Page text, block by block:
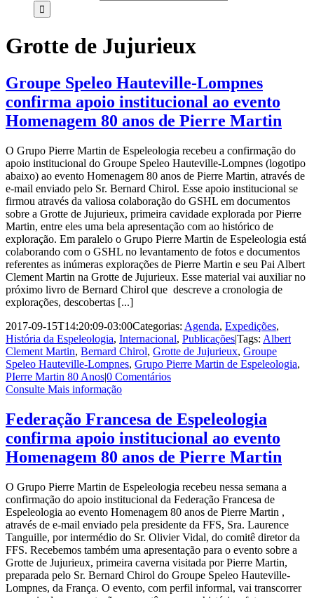
Grotte de Jujurieux
Groupe Speleo Hauteville-Lompnes
confirma apoio institucional ao evento
Homenagem 80 anos de Pierre Martin
O Grupo Pierre Martin de Espeleologia recebeu a confirmação do
apoio institucional do Groupe Speleo Hauteville-Lompnes (logotipo
abaixo) ao evento Homenagem 80 anos de Pierre Martin, através de
e-mail enviado pelo Sr. Bernard Chirol. Esse apoio institucional se
firmou através da valiosa colaboração do GSHL em documentos
sobre a Grotte de Jujurieux, primeira cavidade explorada por Pierre
Martin, entre eles uma bela apresentação com ao histórico de
exploração. Em paralelo o Grupo Pierre Martin de Espeleologia está
colaborando com o GSHL no levantamento de fotos e documentos
referentes as inúmeras explorações de Pierre Martin e seu Pai Albert
Clement Martin na Grotte de Jujurieux. Esse material vai auxiliar no
próximo livro de Bernard Chirol que descreve a cronologia de
explorações, descobertas [...]
2017-09-15T14:20:09-03:00Categorias: Agenda, Expedições,
História da Espeleologia, Internacional, Publicações|Tags: Albert
Clement Martin, Bernard Chirol, Grotte de Jujurieux, Groupe
Speleo Hauteville-Lompnes, Grupo Pierre Martin de Espeleologia,
PIerre Martin 80 Anos|0 Comentários
Consulte Mais informação
Federação Francesa de Espeleologia
confirma apoio institucional ao evento
Homenagem 80 anos de Pierre Martin
O Grupo Pierre Martin de Espeleologia recebeu nessa semana a
confirmação do apoio institucional da Federação Francesa de
Espeleologia ao evento Homenagem 80 anos de Pierre Martin ,
através de e-mail enviado pela presidente da FFS, Sra. Laurence
Tanguille, por intermédio do Sr. Olivier Vidal, do comitê diretor da
FFS. Recebemos também uma apresentação para o evento sobre a
Grotte de Jujurieux, primeira caverna visitada por Pierre Martin,
preparada pelo Sr. Bernard Chirol do Groupe Speleo Hauteville-
Lompnes, da França. O evento, com perfil informal, vai transcorrer